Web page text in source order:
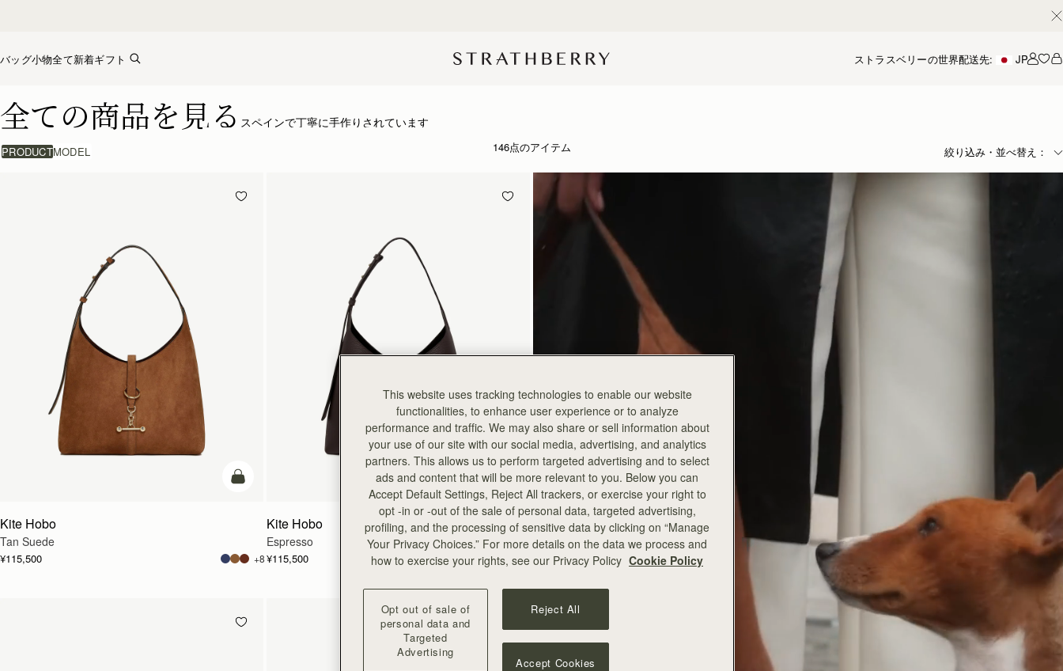
バッグ小物全て新着ギフト ストラスベリーの世界配送先: JP アカ
全ての商品を見る スペインで丁寧に手作りされています
PRODUCTMODEL 絞り込み・並べ替え：
146点のアイテム
カートに追加
Kite Hobo
Tan Suede
¥115,500 +8
カートに追加
Kite Hobo
Espresso
¥115,500 +8
This website uses tracking technologies to enable our website
functionalities, to enhance user experience or to analyze
performance and traffic. We may also share or sell information about
your use of our site with our social media, advertising, and analytics
partners. This allows us to perform targeted advertising and to select
ads and content that will be more relevant to you. Below you can
Accept Default Settings, Reject All trackers, or exercise your right to
opt -in or -out of the sale of personal data, targeted advertising,
profiling, and the processing of sensitive data by clicking on “Manage
Your Privacy Choices.” For more details on the data we process and
how to exercise your rights, see our Privacy Policy Cookie Policy
Opt out of sale of
personal data and
Targeted
Advertising
Reject All
Accept Cookies